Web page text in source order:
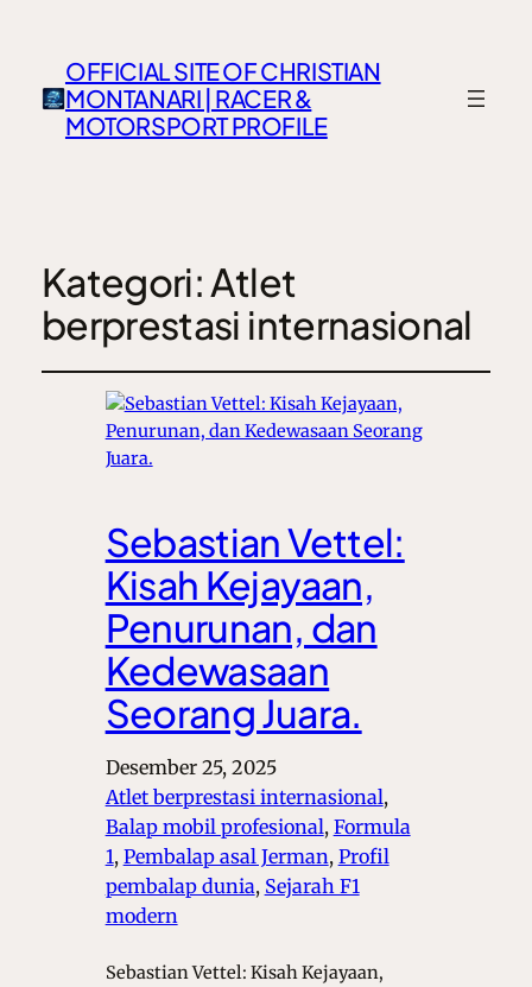
OFFICIAL SITE OF CHRISTIAN
MONTANARI | RACER &
MOTORSPORT PROFILE
Kategori:Atlet
berprestasi internasional
Sebastian Vettel:
Kisah Kejayaan,
Penurunan, dan
Kedewasaan
Seorang Juara.
Desember 25, 2025
Atlet berprestasi internasional ,
Balap mobil profesional, Formula
1, Pembalap asal Jerman, Profil
pembalap dunia, Sejarah F1
modern
Sebastian Vettel: Kisah Kejayaan,